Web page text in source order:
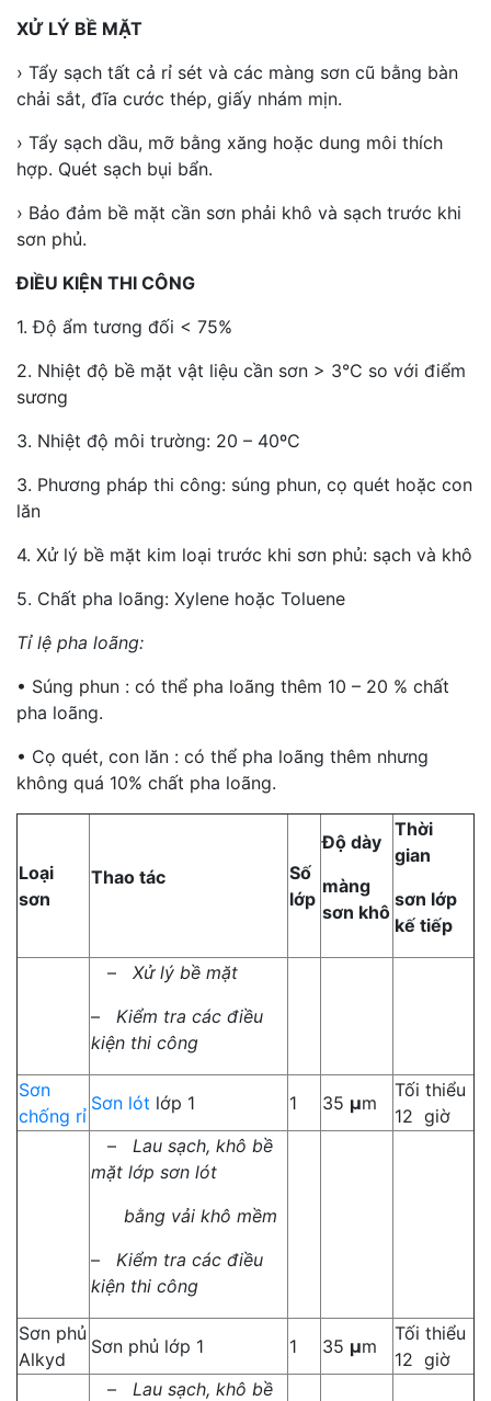
XỬ LÝ BỀ MẶT
› Tẩy sạch tất cả rỉ sét và các màng sơn cũ bằng bàn
chải sắt, đĩa cước thép, giấy nhám mịn.
› Tẩy sạch dầu, mỡ bằng xăng hoặc dung môi thích
hợp. Quét sạch bụi bẩn.
› Bảo đảm bề mặt cần sơn phải khô và sạch trước khi
sơn phủ.
ĐIỀU KIỆN THI CÔNG
1. Độ ẩm tương đối < 75%
2. Nhiệt độ bề mặt vật liệu cần sơn > 3°C so với điểm
sương
3. Nhiệt độ môi trường: 20 – 40ºC
3. Phương pháp thi công: súng phun, cọ quét hoặc con
lăn
4. Xử lý bề mặt kim loại trước khi sơn phủ: sạch và khô
5. Chất pha loãng: Xylene hoặc Toluene
Tỉ lệ pha loãng:
• Súng phun : có thể pha loãng thêm 10 – 20 % chất
pha loãng.
• Cọ quét, con lăn : có thể pha loãng thêm nhưng
không quá 10% chất pha loãng.
Loại
sơn
Thao tác
Số
lớp
Độ dày
màng
sơn khô
Thời
gian
sơn lớp
kế tiếp
– Xử lý bề mặt
– Kiểm tra các điều
kiện thi công
Sơn
chống rỉ
Sơn lót lớp 1 1 35 µm
Tối thiểu
12 giờ
– Lau sạch, khô bề
mặt lớp sơn lót
bằng vải khô mềm
– Kiểm tra các điều
kiện thi công
Sơn phủ
Alkyd
Sơn phủ lớp 1 1 35 µm
Tối thiểu
12 giờ
– Lau sạch, khô bề